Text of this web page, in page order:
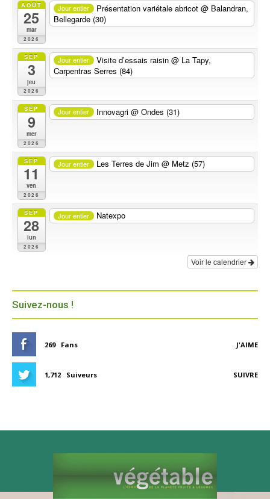
AOÛT
25
mar
2026
Jour entier Présentation variétale abricot@ Balandran,
Bellegarde (30)
SEP
3
jeu
2026
Jour entier Visite d’essais raisin@ La Tapy,
Carpentras Serres (84)
SEP
9
mer
2026
Jour entier Innovagri@ Ondes (31)
SEP
11
ven
2026
Jour entier Les Terres de Jim@ Metz (57)
SEP
28
lun
2026
Jour entier Natexpo
Voir le calendrier
Suivez-nous !
269 Fans J'AIME
1,712 Suiveurs SUIVRE